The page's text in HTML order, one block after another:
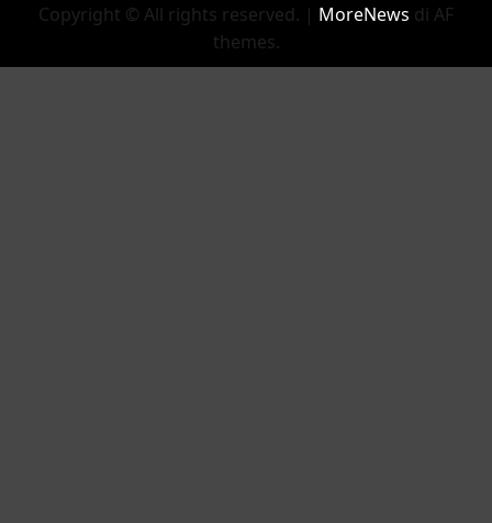
Naturale
Copyright © All rights reserved. | MoreNews di AF
themes.